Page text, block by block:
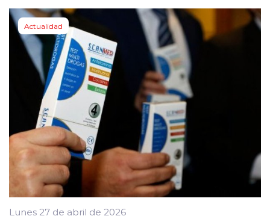
Actualidad
Lunes 27 de abril de 2026